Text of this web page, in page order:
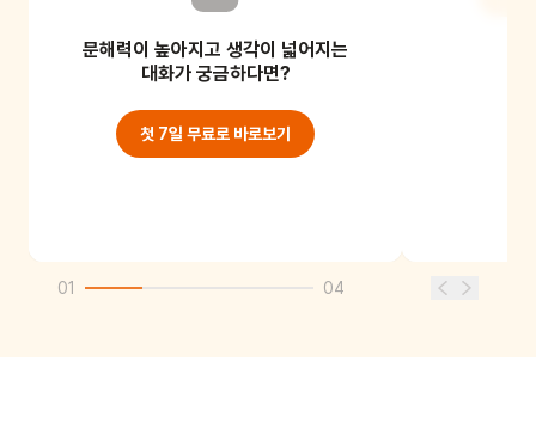
문해력이 높아지고 생각이 넓어지는
대화가 궁금하다면?
첫 7일 무료로 바로보기
01 04